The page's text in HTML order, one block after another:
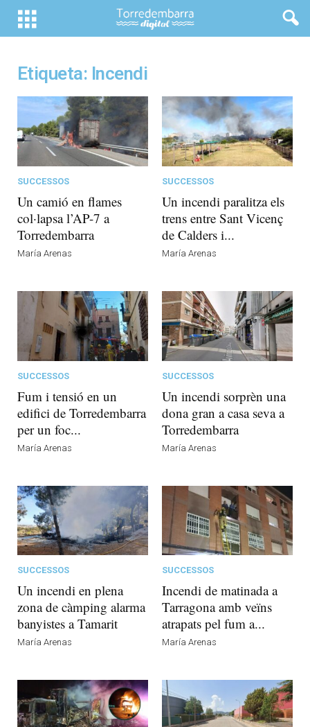
Etiqueta: Incendi
SUCCESSOS
Un camió en flames
col·lapsa l’AP-7 a
Torredembarra
María Arenas
SUCCESSOS
Un incendi paralitza els
trens entre Sant Vicenç
de Calders i...
María Arenas
SUCCESSOS
Fum i tensió en un
edifici de Torredembarra
per un foc...
María Arenas
SUCCESSOS
Un incendi sorprèn una
dona gran a casa seva a
Torredembarra
María Arenas
SUCCESSOS
Un incendi en plena
zona de càmping alarma
banyistes a Tamarit
María Arenas
SUCCESSOS
Incendi de matinada a
Tarragona amb veïns
atrapats pel fum a...
María Arenas